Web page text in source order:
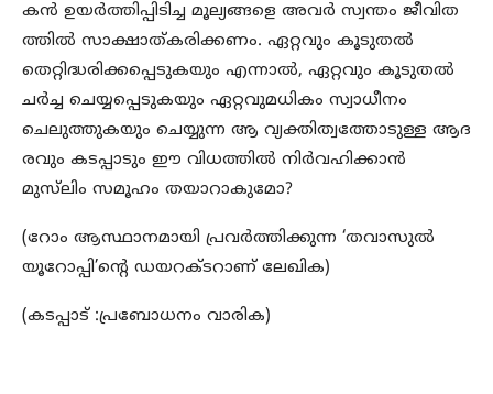
കന്‍ ഉയര്‍ത്തിപ്പിടിച്ച മൂല്യങ്ങളെ അവര്‍ സ്വന്തം ജീവിത
ത്തില്‍ സാക്ഷാത്കരിക്കണം. ഏറ്റവും കൂടുതല്‍
തെറ്റിദ്ധരിക്കപ്പെടുകയും എന്നാല്‍, ഏറ്റവും കൂടുതല്‍
ചര്‍ച്ച ചെയ്യപ്പെടുകയും ഏറ്റവുമധികം സ്വാധീനം
ചെലുത്തുകയും ചെയ്യുന്ന ആ വ്യക്തിത്വത്തോടുള്ള ആദ
രവും കടപ്പാടും ഈ വിധത്തില്‍ നിര്‍വഹിക്കാന്‍
മുസ്‌ലിം സമൂഹം തയാറാകുമോ?
(റോം ആസ്ഥാനമായി പ്രവര്‍ത്തിക്കുന്ന ‘തവാസുല്‍
യൂറോപ്പി’ന്‍റെ ഡയറക്ടറാണ് ലേഖിക)
(കടപ്പാട് :പ്രബോധനം വാരിക)